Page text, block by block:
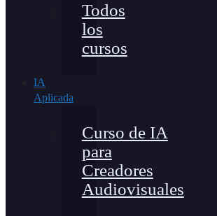
Todos
los
cursos
IA
Aplicada
Curso de IA
para
Creadores
Audiovisuales